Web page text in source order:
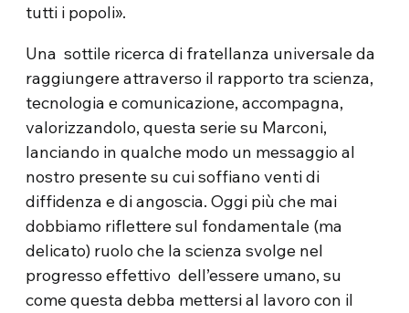
tutti i popoli».
Una sottile ricerca di fratellanza universale da
raggiungere attraverso il rapporto tra scienza,
tecnologia e comunicazione, accompagna,
valorizzandolo, questa serie su Marconi,
lanciando in qualche modo un messaggio al
nostro presente su cui soffiano venti di
diffidenza e di angoscia. Oggi più che mai
dobbiamo riflettere sul fondamentale (ma
delicato) ruolo che la scienza svolge nel
progresso effettivo dell’essere umano, su
come questa debba mettersi al lavoro con il